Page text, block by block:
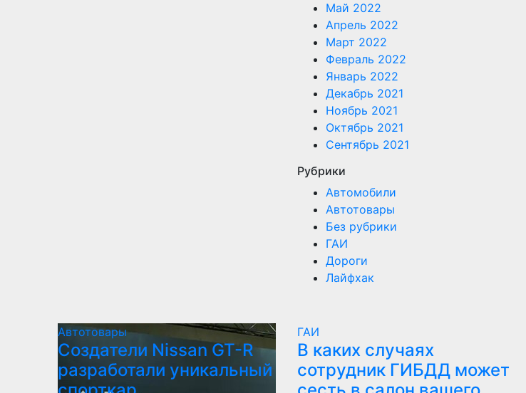
Май 2022
Апрель 2022
Март 2022
Февраль 2022
Январь 2022
Декабрь 2021
Ноябрь 2021
Октябрь 2021
Сентябрь 2021
Рубрики
Автомобили
Автотовары
Без рубрики
ГАИ
Дороги
Лайфхак
Автотовары
Создатели Nissan GT-R
разработали уникальный
ГАИ
В каких случаях
сотрудник ГИБДД может